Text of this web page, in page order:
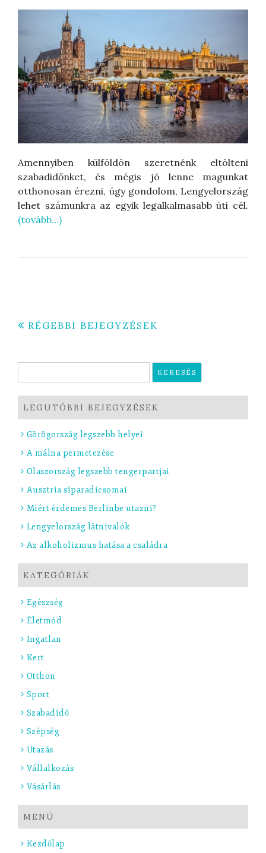
Amennyiben külföldön szeretnénk eltölteni
szabadidőnket, és mégis jó lenne magunkat
otthonosan érezni, úgy gondolom, Lengyelország
lehet számunkra az egyik legalkalmasabb úti cél.
(tovább…)
Bejegyzés
RÉGEBBI BEJEGYZÉSEK
LEGUTÓBBI BEJEGYZÉSEK
Görögország legszebb helyei
A málna permetezése
Olaszország legszebb tengerpartjai
Ausztria síparadicsomai
Miért érdemes Berlinbe utazni?
Lengyelország látnivalók
Az alkoholizmus hatása a családra
KATEGÓRIÁK
Egészség
Életmód
Ingatlan
Kert
Otthon
Sport
Szabadidő
Szépség
Utazás
Vállalkozás
Vásárlás
MENÚ
Kezdőlap